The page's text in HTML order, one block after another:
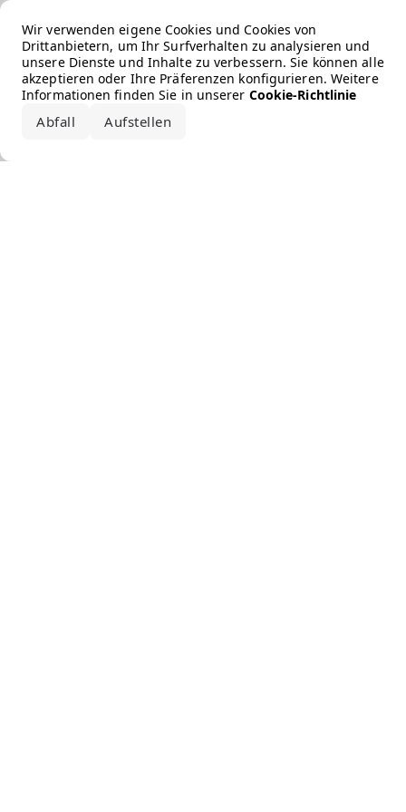
Wir verwenden eigene Cookies und Cookies von
Drittanbietern, um Ihr Surfverhalten zu analysieren und
unsere Dienste und Inhalte zu verbessern. Sie können alle
akzeptieren oder Ihre Präferenzen konfigurieren. Weitere
Informationen finden Sie in unserer Cookie-Richtlinie
Abfall Aufstellen
Error loading the brand